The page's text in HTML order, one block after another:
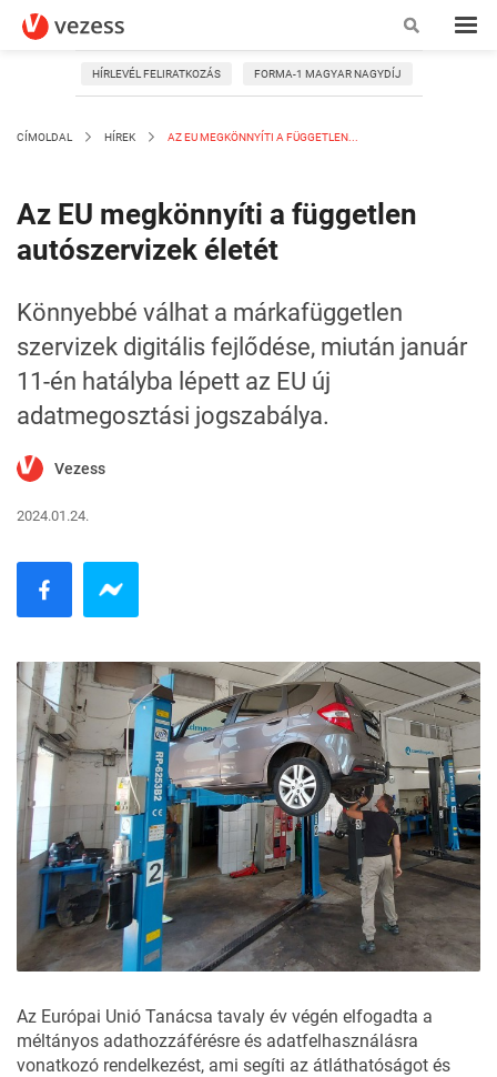
HÍRLEVÉL FELIRATKOZÁS FORMA-1 MAGYAR NAGYDÍJ
CÍMOLDAL HÍREK AZ EU MEGKÖNNYÍTI A FÜGGETLEN...
Az EU megkönnyíti a független
autószervizek életét
Könnyebbé válhat a márkafüggetlen
szervizek digitális fejlődése, miután január
11-én hatályba lépett az EU új
adatmegosztási jogszabálya.
Vezess
2024.01.24.
Az Európai Unió Tanácsa tavaly év végén elfogadta a
méltányos adathozzáférésre és adatfelhasználásra
vonatkozó rendelkezést, ami segíti az átláthatóságot és